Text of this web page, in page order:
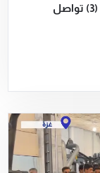
حصاد الأسبوع (127) .. عملية الفارس الشهم (3) تواصل